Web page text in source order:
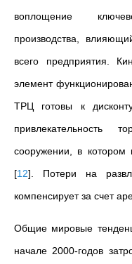
воплощение
производства,
всего предприятия.
элемент
ТРЦ готовы к
привлекательность
сооружении, в котором
[12] . Потери на
компенсирует за счет
Общие мировые
начале 2000-годов